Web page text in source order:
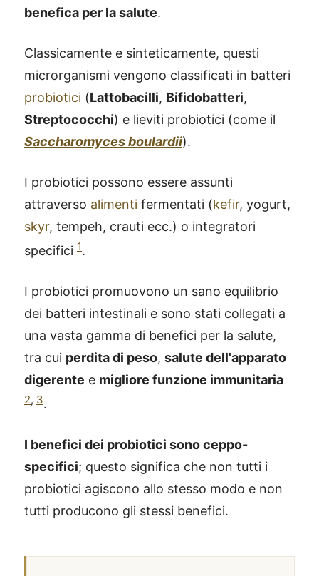
benefica per la salute.
Classicamente e sinteticamente, questi
microrganismi vengono classificati in batteri
probiotici (Lattobacilli, Bifidobatteri,
Streptococchi) e lieviti probiotici (come il
Saccharomyces boulardii).
I probiotici possono essere assunti
attraverso alimenti fermentati (kefir, yogurt,
skyr, tempeh, crauti ecc.) o integratori
specifici 1.
I probiotici promuovono un sano equilibrio
dei batteri intestinali e sono stati collegati a
una vasta gamma di benefici per la salute,
tra cui perdita di peso, salute dell'apparato
digerente e migliore funzione immunitaria
2, 3.
I benefici dei probiotici sono ceppo-
specifici; questo significa che non tutti i
probiotici agiscono allo stesso modo e non
tutti producono gli stessi benefici.